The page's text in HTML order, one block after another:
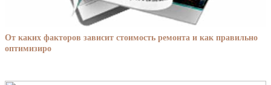
От каких факторов зависит стоимость ремонта и как правильно
оптимизиро